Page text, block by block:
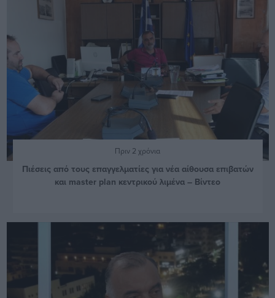
Πριν 2 χρόνια
Πιέσεις από τους επαγγελματίες για νέα αίθουσα επιβατών
και master plan κεντρικού λιμένα – Βίντεο